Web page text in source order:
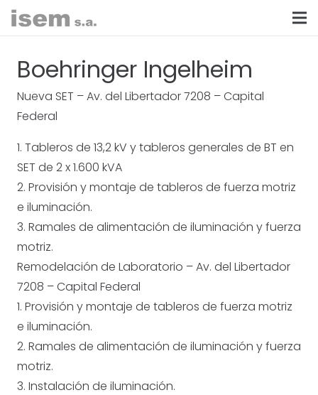
Boehringer Ingelheim
Nueva SET – Av. del Libertador 7208 – Capital
Federal
1. Tableros de 13,2 kV y tableros generales de BT en
SET de 2 x 1.600 kVA
2. Provisión y montaje de tableros de fuerza motriz
e iluminación.
3. Ramales de alimentación de iluminación y fuerza
motriz.
Remodelación de Laboratorio – Av. del Libertador
7208 – Capital Federal
1. Provisión y montaje de tableros de fuerza motriz
e iluminación.
2. Ramales de alimentación de iluminación y fuerza
motriz.
3. Instalación de iluminación.